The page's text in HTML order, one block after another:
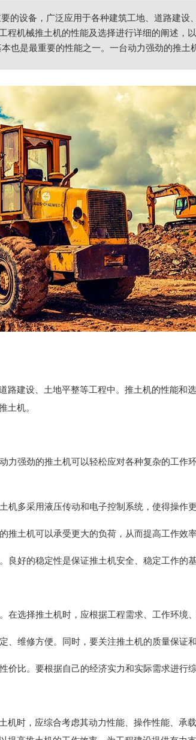
的设备，广泛应用于各种建筑工地、道路建
程机械推土机的性能及选择进行详细的阐述，
也是最重要的性能之一。一台动力强劲的推
建设、土地平整等工程中。推土机的性能和
土机。
强劲的推土机可以轻松应对各种复杂的工作
多采用液压传动和电子控制系统，使得操作更
土机可以承受更大的负荷，从而提高工作效率
好的稳定性是保证推土机安全、稳定工作的基
选择推土机时，应根据工程需求、工作环境
维修方便。同时，要关注推土机的质量保证和
比。要根据自己的经济实力和实际需求进行
时，应综合考虑其动力性能、操作性能、承